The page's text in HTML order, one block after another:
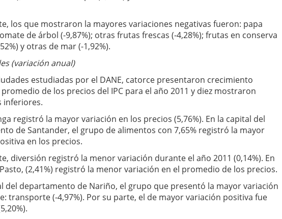
los que mostraron la mayores variaciones negativas fueron: papa
de árbol (-9,87%); otras frutas frescas (-4,28%); frutas en conserva
y otras de mar (-1,92%).
(variación anual)
estudiadas por el DANE, catorce presentaron crecimiento
de los precios del IPC para el año 2011 y diez mostraron
inferiores.
registró la mayor variación en los precios (5,76%). En la capital del
de Santander, el grupo de alimentos con 7,65% registró la mayor
en los precios.
diversión registró la menor variación durante el año 2011 (0,14%). En
(2,41%) registró la menor variación en el promedio de los precios.
del departamento de Nariño, el grupo que presentó la mayor variación
transporte (-4,97%). Por su parte, el de mayor variación positiva fue